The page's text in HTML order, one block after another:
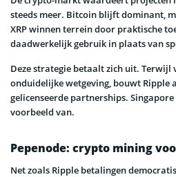
steeds meer. Bitcoin blijft dominant,
XRP winnen terrein door praktische
daadwerkelijk gebruik in plaats van
Deze strategie betaalt zich uit.
onduidelijke wetgeving, bouwt Ripple
gelicenseerde partnerships.
voorbeeld van.
Pepenode: crypto mining
Net zoals Ripple betalingen